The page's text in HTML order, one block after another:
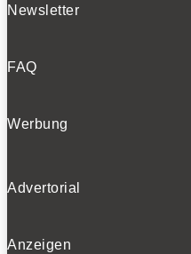
Newsletter
FAQ
Werbung
Advertorial
Anzeigen